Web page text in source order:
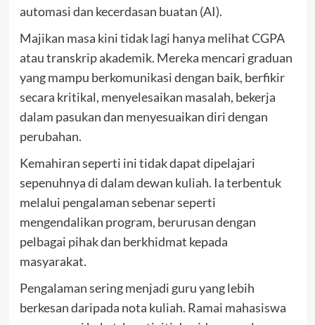
automasi dan kecerdasan buatan (AI).
Majikan masa kini tidak lagi hanya melihat CGPA
atau transkrip akademik. Mereka mencari graduan
yang mampu berkomunikasi dengan baik, berfikir
secara kritikal, menyelesaikan masalah, bekerja
dalam pasukan dan menyesuaikan diri dengan
perubahan.
Kemahiran seperti ini tidak dapat dipelajari
sepenuhnya di dalam dewan kuliah. Ia terbentuk
melalui pengalaman sebenar seperti
mengendalikan program, berurusan dengan
pelbagai pihak dan berkhidmat kepada
masyarakat.
Pengalaman sering menjadi guru yang lebih
berkesan daripada nota kuliah. Ramai mahasiswa